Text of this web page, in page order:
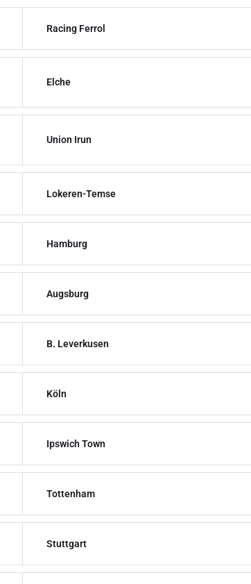
Racing Ferrol
Elche
Union Irun
Lokeren-Temse
Hamburg
Augsburg
B. Leverkusen
Köln
Ipswich Town
Tottenham
Stuttgart